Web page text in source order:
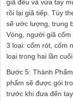
giã đều và vừa tay
rồi lại giã tiếp. Tùy
sẽ ước lượng, trung
Vòng, người giã
3 loại: cốm rót, cốm
loại trong hai lần cuối.
Bước 5: Thành
phẩm sẽ được gói
trước khi đưa đến